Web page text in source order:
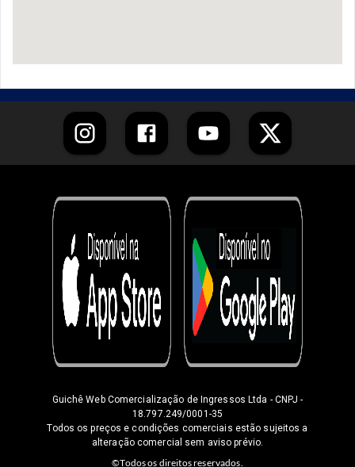
Guichê Web Comercialização de Ingressos Ltda - CNPJ -
18.797.249/0001-35
Todos os preços e condições comerciais estão sujeitos a
alteração comercial sem aviso prévio.
©Todos os direitos reservados.